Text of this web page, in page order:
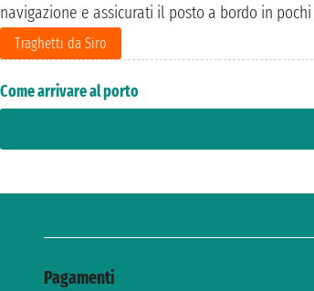
navigazione e assicurati il posto a bordo in
Traghetti da Siro
Come arrivare al porto
Pagamenti